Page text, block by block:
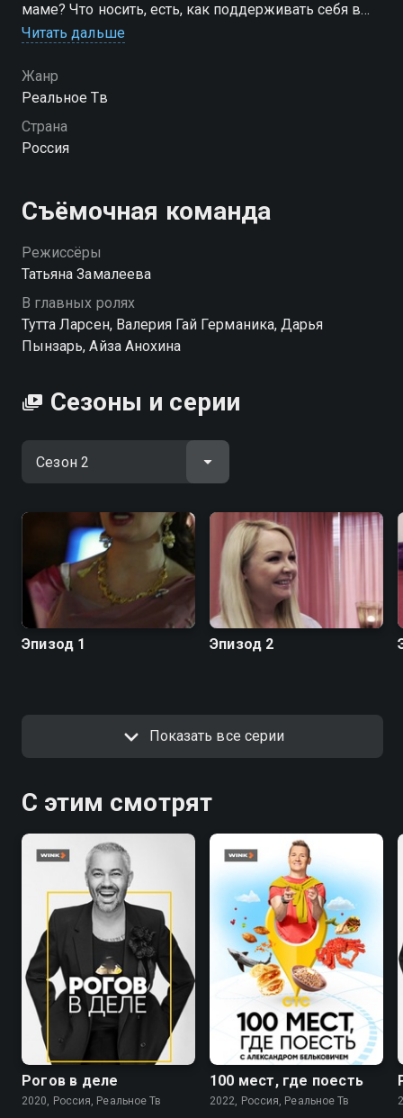
маме? Что носить, есть, как поддерживать себя в
форме и как сделать, чтобы переживания не
женщины? Об этом – в реалити-шоу для будущих
мам.
Посмотреть онлайн 2 сезон сериала Беременные
Читать дальше
Жанр
Реальное Тв
Страна
Россия
Съёмочная команда
Режиссёры
Татьяна Замалеева
В главных ролях
Тутта Ларсен, Валерия Гай Германика, Дарья
Пынзарь, Айза Анохина
Сезоны и серии
Эпизод 1 Эпизод 2
Показать все серии
С этим смотрят
8.3
Рогов в деле
2020, Россия, Реальное Тв
8.8
100 мест, где поесть
2022, Россия, Реальное Тв